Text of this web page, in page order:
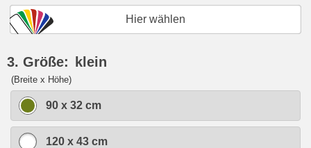
Hier wählen
3. Größe: klein
(Breite x Höhe)
90 x 32 cm
120 x 43 cm